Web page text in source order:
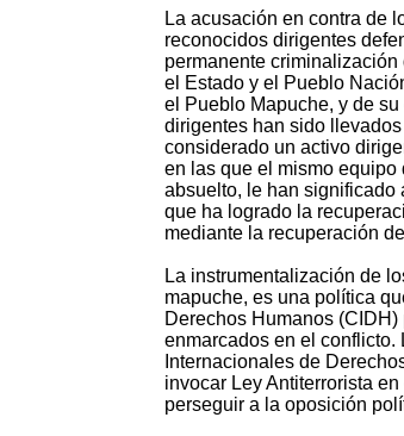
La acusación en contra de
reconocidos dirigentes
permanente
el Estado y el Pueblo
el Pueblo Mapuche, y de
dirigentes han sido
considerado un activo
en las que el mismo
absuelto, le han significado
que ha logrado la
mediante la recuperación
La instrumentalización de
mapuche, es una política
Derechos Humanos
enmarcados en el conflicto.
Internacionales de
invocar Ley Antiterrorista
perseguir a la oposición